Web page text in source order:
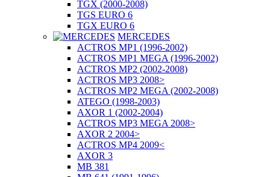
TGX (2000-2008)
TGS EURO 6
TGX EURO 6
MERCEDES
ACTROS MP1 (1996-2002)
ACTROS MP1 MEGA (1996-2002)
ACTROS MP2 (2002-2008)
ACTROS MP3 2008>
ACTROS MP2 MEGA (2002-2008)
ATEGO (1998-2003)
AXOR 1 (2002-2004)
ACTROS MP3 MEGA 2008>
AXOR 2 2004>
ACTROS MP4 2009<
AXOR 3
MB 381